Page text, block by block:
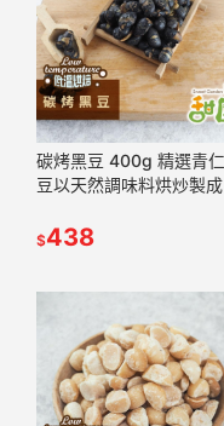
碳烤黑豆 400g 精選青仁黑
豆以天然調味料烘炒製成 養
鐵 精力湯 【甜園】
$438